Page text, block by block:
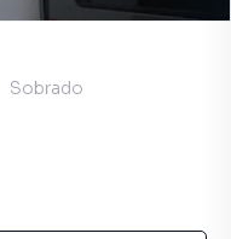
Sobrado